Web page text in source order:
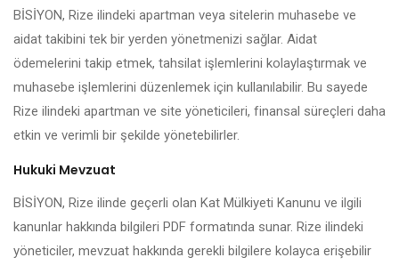
BİSİYON, Rize ilindeki apartman veya sitelerin muhasebe ve
aidat takibini tek bir yerden yönetmenizi sağlar. Aidat
ödemelerini takip etmek, tahsilat işlemlerini kolaylaştırmak ve
muhasebe işlemlerini düzenlemek için kullanılabilir. Bu sayede
Rize ilindeki apartman ve site yöneticileri, finansal süreçleri daha
etkin ve verimli bir şekilde yönetebilirler.
Hukuki Mevzuat
BİSİYON, Rize ilinde geçerli olan Kat Mülkiyeti Kanunu ve ilgili
kanunlar hakkında bilgileri PDF formatında sunar. Rize ilindeki
yöneticiler, mevzuat hakkında gerekli bilgilere kolayca erişebilir